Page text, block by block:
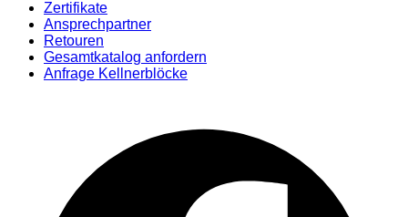
Zertifikate
Ansprechpartner
Retouren
Gesamtkatalog anfordern
Anfrage Kellnerblöcke